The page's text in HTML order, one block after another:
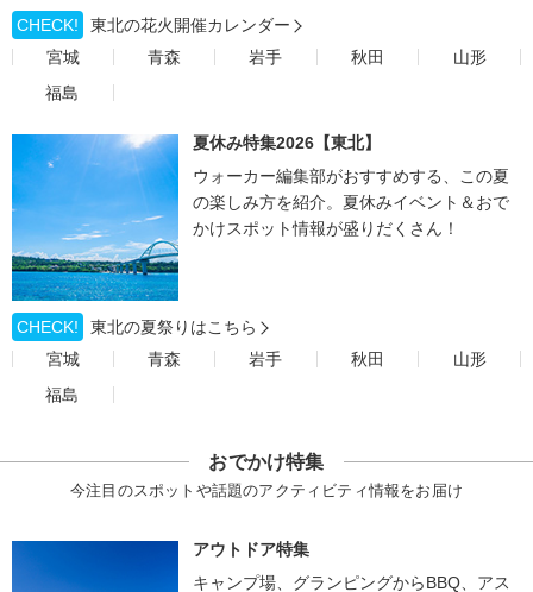
CHECK!
東北の花火開催カレンダー
宮城
青森 岩手 秋田
山形
福島
夏休み特集2026【東北】
ウォーカー編集部がおすすめする、この夏
の楽しみ方を紹介。夏休みイベント＆おで
かけスポット情報が盛りだくさん！
CHECK!
東北の夏祭りはこちら
宮城
青森 岩手 秋田
山形
福島
おでかけ特集
今注目のスポットや話題のアクティビティ情報をお届け
アウトドア特集
キャンプ場、グランピングからBBQ、アス